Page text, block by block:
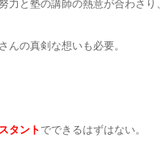
力と塾の講師の熱意が合わさり、
んの真剣な想いも必要。
タント でできるはずはない。